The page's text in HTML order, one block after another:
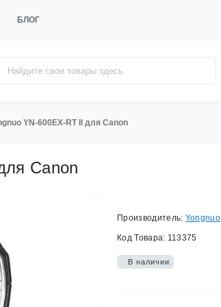
БЛОГ
YN-600EX-RT II для Canon
Canon
Производитель: Yongnuo
Код Товара: 113375
В наличии